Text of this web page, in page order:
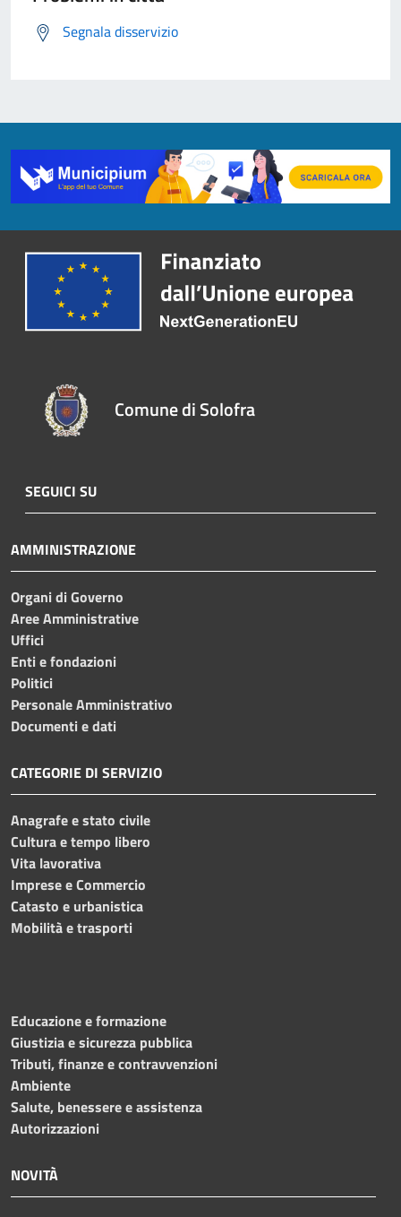
Segnala disservizio
Comune di Solofra
SEGUICI SU
AMMINISTRAZIONE
Organi di Governo
Aree Amministrative
Uffici
Enti e fondazioni
Politici
Personale Amministrativo
Documenti e dati
CATEGORIE DI SERVIZIO
Anagrafe e stato civile
Cultura e tempo libero
Vita lavorativa
Imprese e Commercio
Catasto e urbanistica
Mobilità e trasporti
Educazione e formazione
Giustizia e sicurezza pubblica
Tributi, finanze e contravvenzioni
Ambiente
Salute, benessere e assistenza
Autorizzazioni
NOVITÀ